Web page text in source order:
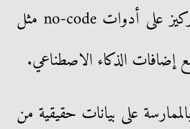
Analysis"، مع التركيز على أدوات no-code مثل
على بيانات حقيقية من